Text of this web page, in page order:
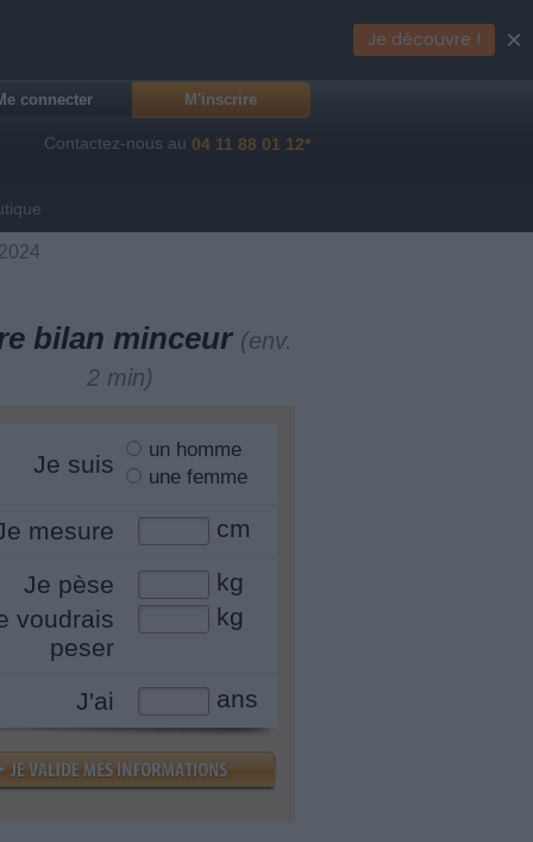
connecter M'inscrire
Contactez-nous au 04 11 88 01 12*
bilan minceur (env.
2 min)
Je suis
un homme
une femme
mesure cm
Je pèse
kg
voudrais
peser
kg
J'ai ans
Je découvre ! ×